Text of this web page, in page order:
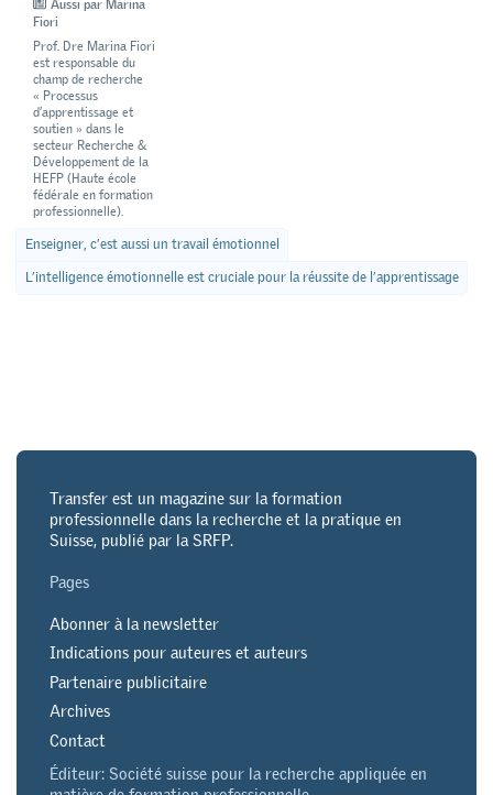
Aussi par Marina
Fiori
Prof. Dre Marina Fiori
est responsable du
champ de recherche
« Processus
d’apprentissage et
soutien » dans le
secteur Recherche &
Développement de la
HEFP (Haute école
fédérale en formation
professionnelle).
Enseigner, c’est aussi un travail émotionnel
L’intelligence émotionnelle est cruciale pour la réussite de l’apprentissage
Transfer est un magazine sur la formation
professionnelle dans la recherche et la pratique en
Suisse, publié par la SRFP.
Pages
Abonner à la newsletter
Indications pour auteures et auteurs
Partenaire publicitaire
Archives
Contact
Éditeur: Société suisse pour la recherche appliquée en